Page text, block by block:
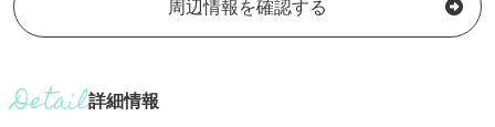
周辺情報を確認する
詳細情報